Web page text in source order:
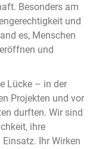
Besonders am
und
es, Menschen
und
Lücke – in der
Projekten und vor
durften. Wir sind
ihre
Ihr Wirken